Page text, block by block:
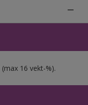
16 vekt-%).